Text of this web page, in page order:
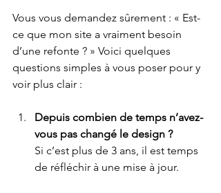
Vous vous demandez sûrement : « Est-
ce que mon site a vraiment besoin
d’une refonte ? » Voici quelques
questions simples à vous poser pour y
voir plus clair :
Depuis combien de temps n’avez-
vous pas changé le design ?
Si c’est plus de 3 ans, il est temps
de réfléchir à une mise à jour.